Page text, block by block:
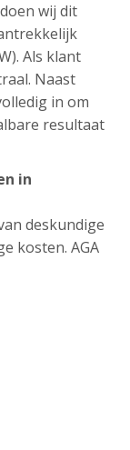
wij dit
Als klant
Naast
in om
resultaat
in
deskundige
kosten. AGA